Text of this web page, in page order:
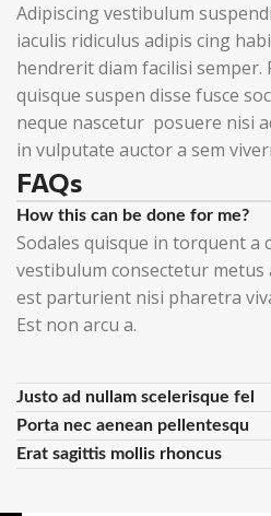
Adipiscing vestibulum
iaculis ridiculus adipis cing
hendrerit diam facilisi
quisque suspen disse fusce
neque nascetur posuere nisi
in vulputate auctor a sem
FAQs
How this can be done for me?
Sodales quisque in torquent a
vestibulum consectetur metus
est parturient nisi pharetra
Est non arcu a.
Justo ad nullam scelerisque fel
Porta nec aenean pellentesqu
Erat sagittis mollis rhoncus